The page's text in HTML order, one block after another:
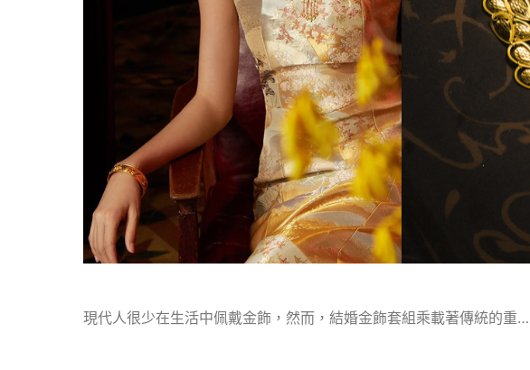
現代人很少在生活中佩戴金飾，然而，結婚金飾套組乘載著傳統的重…